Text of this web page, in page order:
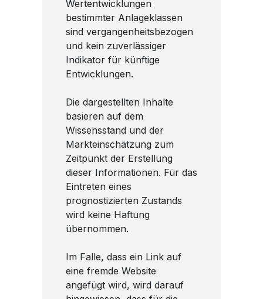
Wertentwicklungen
bestimmter Anlageklassen
sind vergangenheitsbezogen
und kein zuverlässiger
Indikator für künftige
Entwicklungen.
Die dargestellten Inhalte
basieren auf dem
Wissensstand und der
Markteinschätzung zum
Zeitpunkt der Erstellung
dieser Informationen. Für das
Eintreten eines
prognostizierten Zustands
wird keine Haftung
übernommen.
Im Falle, dass ein Link auf
eine fremde Website
angefügt wird, wird darauf